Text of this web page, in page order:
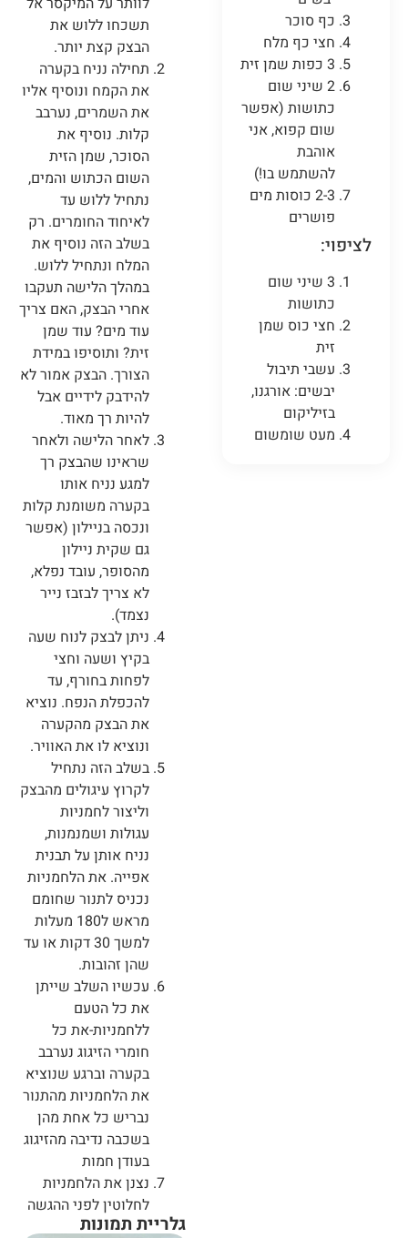
כף סוכר
חצי כף מלח
3 כפות שמן זית
2 שיני שום
כתושות (אפשר
שום קפוא, אני
אוהבת
להשתמש בו!)
2-3 כוסות מים
פושרים
לציפוי:
3 שיני שום
כתושות
חצי כוס שמן
זית
עשבי תיבול
יבשים: אורגנו,
בזיליקום
מעט שומשום
תשכחו ללוש את
הבצק קצת יותר.
תחילה נניח בקערה
את הקמח ונוסיף אליו
את השמרים, נערבב
קלות. נוסיף את
הסוכר, שמן הזית
השום הכתוש והמים,
נתחיל ללוש עד
לאיחוד החומרים. רק
בשלב הזה נוסיף את
המלח ונתחיל ללוש.
במהלך הלישה תעקבו
אחרי הבצק, האם צריך
עוד מים? עוד שמן
זית? ותוסיפו במידת
הצורך. הבצק אמור לא
להידבק לידיים אבל
להיות רך מאוד.
לאחר הלישה ולאחר
שראינו שהבצק רך
למגע נניח אותו
בקערה משומנת קלות
ונכסה בניילון (אפשר
גם שקית ניילון
מהסופר, עובד נפלא,
לא צריך לבזבז נייר
נצמד).
ניתן לבצק לנוח שעה
בקיץ ושעה וחצי
לפחות בחורף, עד
להכפלת הנפח. נוציא
את הבצק מהקערה
ונוציא לו את האוויר.
בשלב הזה נתחיל
לקרוץ עיגולים מהבצק
וליצור לחמניות
עגולות ושמנמנות,
נניח אותן על תבנית
אפייה. את הלחמניות
נכניס לתנור שחומם
מראש ל180 מעלות
למשך 30 דקות או עד
שהן זהובות.
עכשיו השלב שייתן
את כל הטעם
ללחמניות-את כל
חומרי הזיגוג נערבב
בקערה וברגע שנוציא
את הלחמניות מהתנור
נבריש כל אחת מהן
בשכבה נדיבה מהזיגוג
בעודן חמות
נצנן את הלחמניות
לחלוטין לפני ההגשה
גלריית תמונות